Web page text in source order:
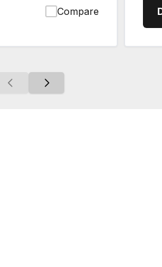
Tondeuse à rayon de
Compare